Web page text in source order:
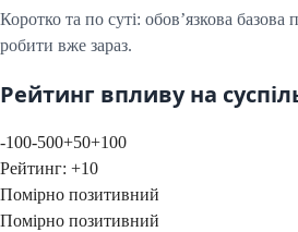
Коротко та по суті: обов’язкова
робити вже зараз.
Рейтинг впливу на
-100-500+50+100
Рейтинг: +10
Помірно позитивний
Помірно позитивний